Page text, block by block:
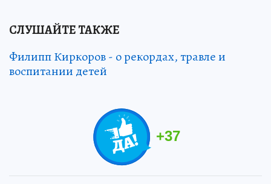
СЛУШАЙТЕ ТАКЖЕ
Филипп Киркоров - о рекордах, травле и
воспитании детей
+37